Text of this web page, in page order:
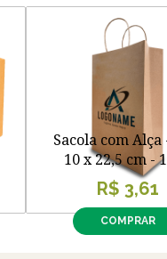
Sacola com Alça
10 x 22,5 cm -
R$ 3,61
COMPRAR